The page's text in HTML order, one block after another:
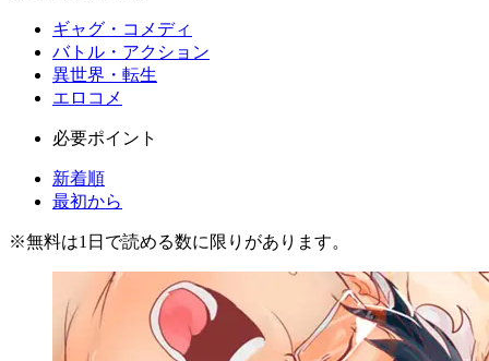
ギャグ・コメディ
バトル・アクション
異世界・転生
エロコメ
必要ポイント
新着順
最初から
※無料は1日で読める数に限りがあります。